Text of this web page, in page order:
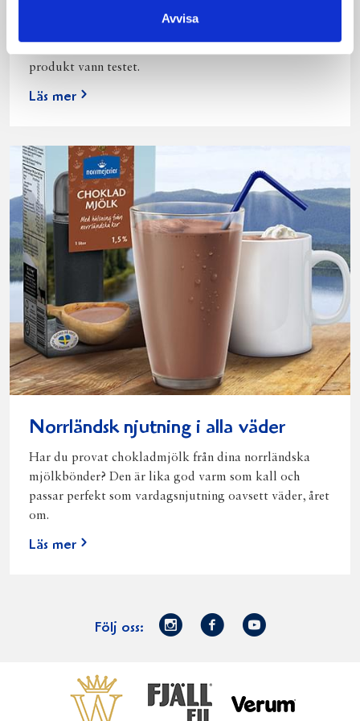
Avvisa
produkt vann testet.
Läs mer
Norrländsk njutning i alla väder
Har du provat chokladmjölk från dina norrländska
mjölkbönder? Den är lika god varm som kall och
passar perfekt som vardagsnjutning oavsett väder, året
om.
Läs mer
Följ oss:
Norrmejerier
Facebook
Youtube
VästerbottensostFjällfil